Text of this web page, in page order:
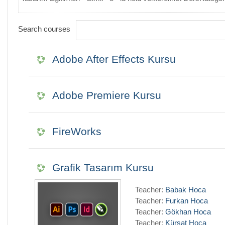
Search courses
Adobe After Effects Kursu
Adobe Premiere Kursu
FireWorks
Grafik Tasarım Kursu
Teacher: Babak Hoca
Teacher: Furkan Hoca
Teacher: Gökhan Hoca
Teacher: Kürşat Hoca